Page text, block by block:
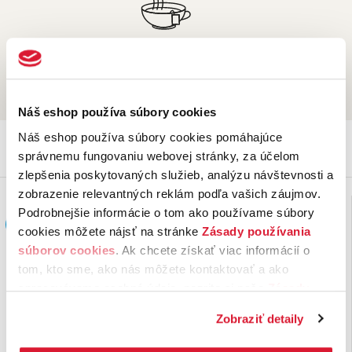
Náš eshop používa súbory cookies
Náš eshop používa súbory cookies pomáhajúce
správnemu fungovaniu webovej stránky, za účelom
zlepšenia poskytovaných služieb, analýzu návštevnosti a
zobrazenie relevantných reklám podľa vašich záujmov.
Podrobnejšie informácie o tom ako používame súbory
cookies môžete nájsť na stránke Zásady používania
súborov cookies. Ak chcete získať viac informácií o
tom, kto sme, ako nás môžete kontaktovať a ako
spracovávame osobné údaje, pozrite si našeZásady
„Povoliť všetko“ vyjadríte svoj súhlas s používaním
všetkých súborov cookies. Ak chcete niektoré
Zobraziť detaily
odporúčame lúhovať 3-5 minút, podľa informácií priamo
na obale čaju. Podľa chuti oslaďte.
Mohlo by vás ešte zaujať